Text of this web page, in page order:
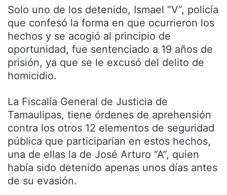
Solo uno de los detenido, Ismael “V”, policía
que confesó la forma en que ocurrieron los
hechos y se acogió al principio de
oportunidad, fue sentenciado a 19 años de
prisión, ya que se le excusó del delito de
homicidio.
La Fiscalía General de Justicia de
Tamaulipas, tiene órdenes de aprehensión
contra los otros 12 elementos de seguridad
pública que participarían en estos hechos,
una de ellas la de José Arturo “A”, quien
había sido detenido apenas unos días antes
de su evasión.